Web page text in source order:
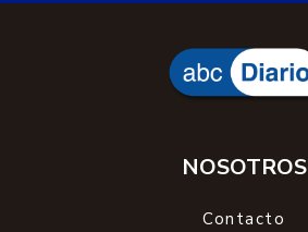
NOSOTROS
Contacto